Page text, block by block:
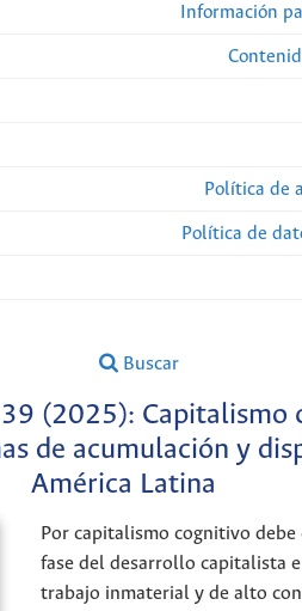
Información
Política de
Política de
Buscar
(2025): Capitalismo
de acumulación y
América Latina
Por capitalismo cognitivo
fase del desarrollo capitalista
trabajo inmaterial y de alto